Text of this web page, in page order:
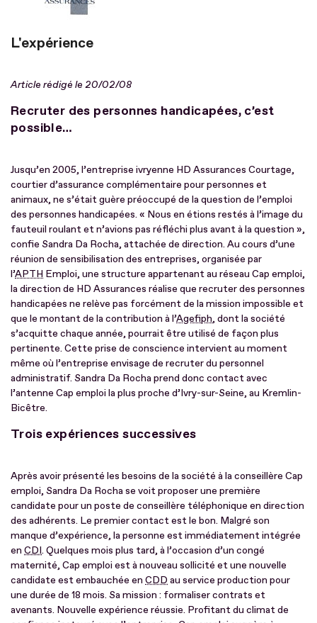
L'expérience
Article rédigé le 20/02/08
Recruter des personnes handicapées, c’est
possible…
Jusqu’en 2005, l’entreprise ivryenne HD Assurances Courtage,
courtier d’assurance complémentaire pour personnes et
animaux, ne s’était guère préoccupé de la question de l’emploi
des personnes handicapées. « Nous en étions restés à l’image du
fauteuil roulant et n’avions pas réfléchi plus avant à la question »,
confie Sandra Da Rocha, attachée de direction. Au cours d’une
réunion de sensibilisation des entreprises, organisée par
l’APTH Emploi, une structure appartenant au réseau Cap emploi,
la direction de HD Assurances réalise que recruter des personnes
handicapées ne relève pas forcément de la mission impossible et
que le montant de la contribution à l’Agefiph, dont la société
s’acquitte chaque année, pourrait être utilisé de façon plus
pertinente. Cette prise de conscience intervient au moment
même où l’entreprise envisage de recruter du personnel
administratif. Sandra Da Rocha prend donc contact avec
l’antenne Cap emploi la plus proche d’Ivry-sur-Seine, au Kremlin-
Bicêtre.
Trois expériences successives
Après avoir présenté les besoins de la société à la conseillère Cap
emploi, Sandra Da Rocha se voit proposer une première
candidate pour un poste de conseillère téléphonique en direction
des adhérents. Le premier contact est le bon. Malgré son
manque d’expérience, la personne est immédiatement intégrée
en CDI. Quelques mois plus tard, à l’occasion d’un congé
maternité, Cap emploi est à nouveau sollicité et une nouvelle
candidate est embauchée en CDD au service production pour
une durée de 18 mois. Sa mission : formaliser contrats et
avenants. Nouvelle expérience réussie. Profitant du climat de